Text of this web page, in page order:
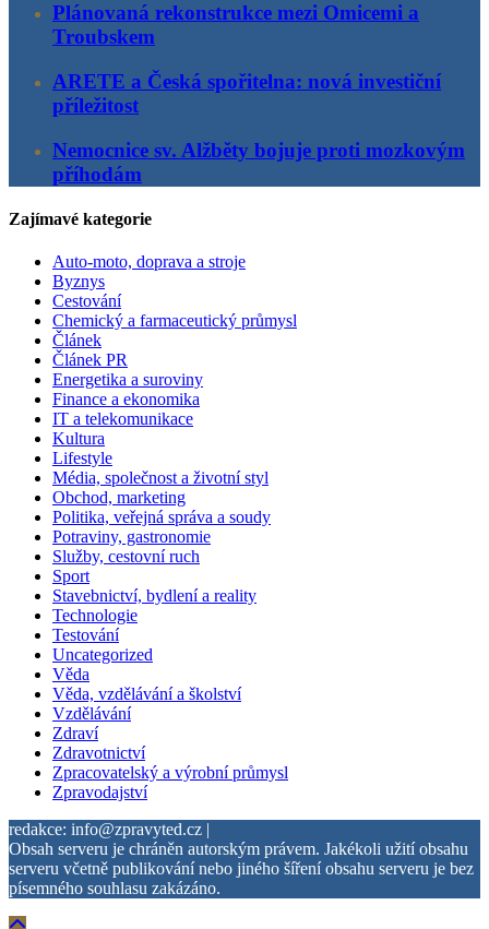
Plánovaná rekonstrukce mezi Omicemi a
Troubskem
ARETE a Česká spořitelna: nová investiční
příležitost
Nemocnice sv. Alžběty bojuje proti mozkovým
příhodám
Zajímavé kategorie
Auto-moto, doprava a stroje
Byznys
Cestování
Chemický a farmaceutický průmysl
Článek
Článek PR
Energetika a suroviny
Finance a ekonomika
IT a telekomunikace
Kultura
Lifestyle
Média, společnost a životní styl
Obchod, marketing
Politika, veřejná správa a soudy
Potraviny, gastronomie
Služby, cestovní ruch
Sport
Stavebnictví, bydlení a reality
Technologie
Testování
Uncategorized
Věda
Věda, vzdělávání a školství
Vzdělávání
Zdraví
Zdravotnictví
Zpracovatelský a výrobní průmysl
Zpravodajství
redakce: info@zpravyted.cz |
Obsah serveru je chráněn autorským právem. Jakékoli užití obsahu
serveru včetně publikování nebo jiného šíření obsahu serveru je bez
písemného souhlasu zakázáno.